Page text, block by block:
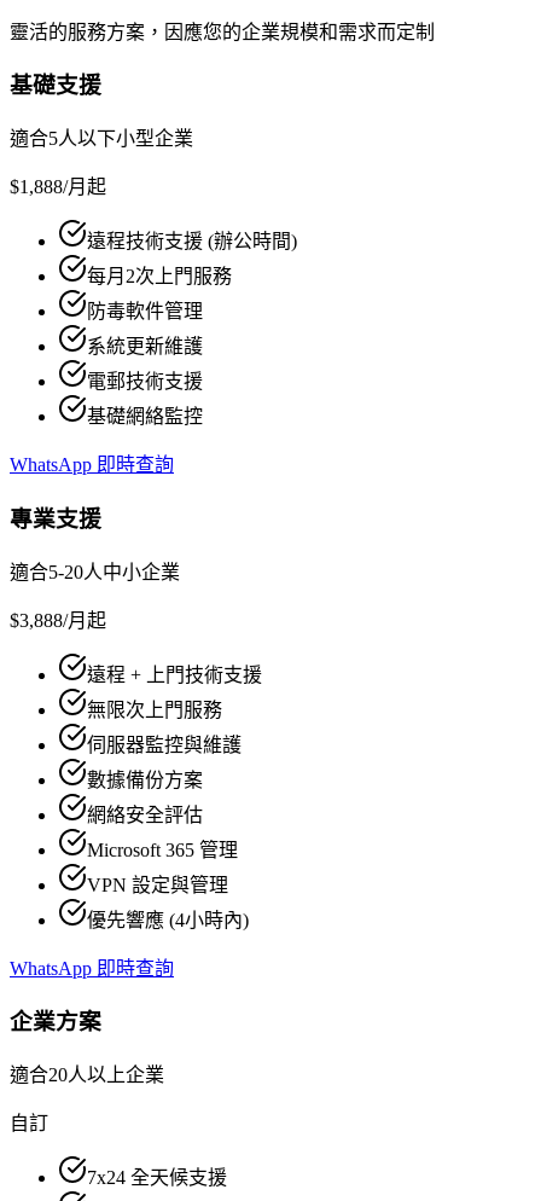
靈活的服務方案，因應您的企業規模和需求而定制
基礎支援
適合5人以下小型企業
$1,888/月起
遠程技術支援 (辦公時間)
每月2次上門服務
防毒軟件管理
系統更新維護
電郵技術支援
基礎網絡監控
WhatsApp 即時查詢
專業支援
適合5-20人中小企業
$3,888/月起
遠程 + 上門技術支援
無限次上門服務
伺服器監控與維護
數據備份方案
網絡安全評估
Microsoft 365 管理
VPN 設定與管理
優先響應 (4小時內)
WhatsApp 即時查詢
企業方案
適合20人以上企業
自訂
7x24 全天候支援